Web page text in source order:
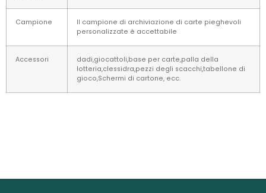
Campione
Il campione di archiviazione di carte pieghevoli
personalizzate è accettabile
Accessori
dadi,giocattoli,base per carte,palla della
lotteria,clessidra,pezzi degli scacchi,tabellone di
gioco,Schermi di cartone, ecc.